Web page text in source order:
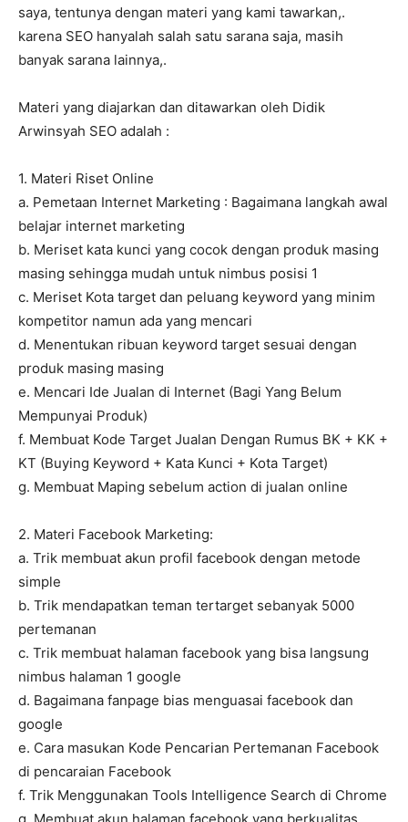
saya, tentunya dengan materi yang kami tawarkan,.
karena SEO hanyalah salah satu sarana saja, masih
banyak sarana lainnya,.
Materi yang diajarkan dan ditawarkan oleh Didik
Arwinsyah SEO adalah :
1. Materi Riset Online
a. Pemetaan Internet Marketing : Bagaimana langkah awal
belajar internet marketing
b. Meriset kata kunci yang cocok dengan produk masing
masing sehingga mudah untuk nimbus posisi 1
c. Meriset Kota target dan peluang keyword yang minim
kompetitor namun ada yang mencari
d. Menentukan ribuan keyword target sesuai dengan
produk masing masing
e. Mencari Ide Jualan di Internet (Bagi Yang Belum
Mempunyai Produk)
f. Membuat Kode Target Jualan Dengan Rumus BK + KK +
KT (Buying Keyword + Kata Kunci + Kota Target)
g. Membuat Maping sebelum action di jualan online
2. Materi Facebook Marketing:
a. Trik membuat akun profil facebook dengan metode
simple
b. Trik mendapatkan teman tertarget sebanyak 5000
pertemanan
c. Trik membuat halaman facebook yang bisa langsung
nimbus halaman 1 google
d. Bagaimana fanpage bias menguasai facebook dan
google
e. Cara masukan Kode Pencarian Pertemanan Facebook
di pencaraian Facebook
f. Trik Menggunakan Tools Intelligence Search di Chrome